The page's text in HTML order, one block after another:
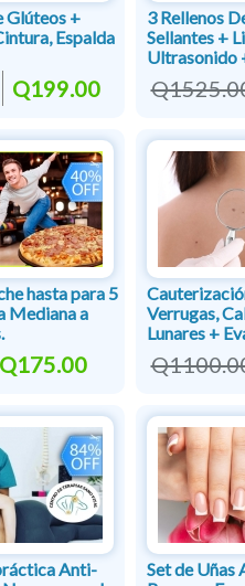
Glúteos +
Espalda
Q199.00
3 Rellenos
Sellantes +
Ultrasonido
hasta para 5
Mediana a
Q175.00
Verrugas,
Lunares +
Anti-
Set de Uñas